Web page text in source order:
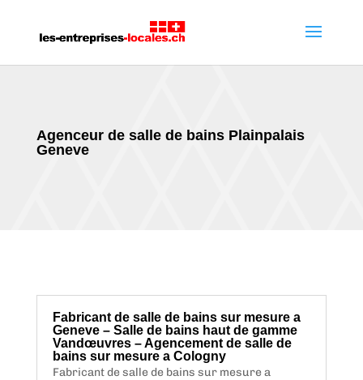
Agenceur de salle de bains Plainpalais
Geneve
Fabricant de salle de bains sur mesure a
Geneve – Salle de bains haut de gamme
Vandœuvres – Agencement de salle de
bains sur mesure a Cologny
Fabricant de salle de bains sur mesure a